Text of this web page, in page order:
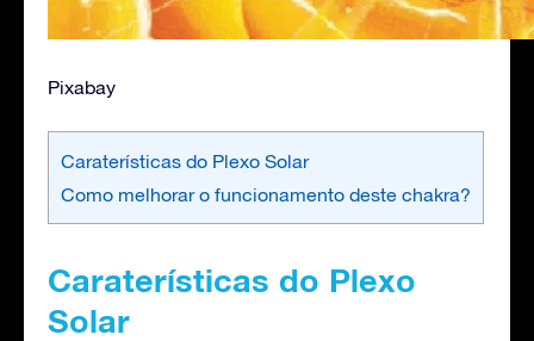
Pixabay
Caraterísticas do Plexo Solar
Como melhorar o funcionamento deste chakra?
Caraterísticas do Plexo
Solar